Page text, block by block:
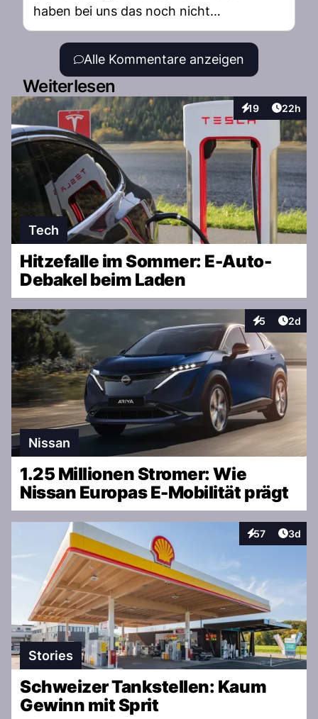
haben bei uns das noch nicht
verstanden.
Alle Kommentare anzeigen
Weiterlesen
19
Interaktionen
Artikel
22h
Tech
Hitzefalle im Sommer: E-Auto-
Debakel beim Laden
5
Interaktionen
2d
Nissan
1.25 Millionen Stromer: Wie
Nissan Europas E-Mobilität prägt
57
Interaktionen
3d
Stories
Schweizer Tankstellen: Kaum
Gewinn mit Sprit